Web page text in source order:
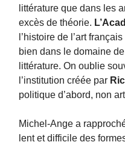
littérature que dans les
excès de théorie.
l’histoire de l’art
bien dans le domaine
littérature. On oublie
l’institution créée par
politique d’abord, non
Michel-Ange a
lent et difficile des